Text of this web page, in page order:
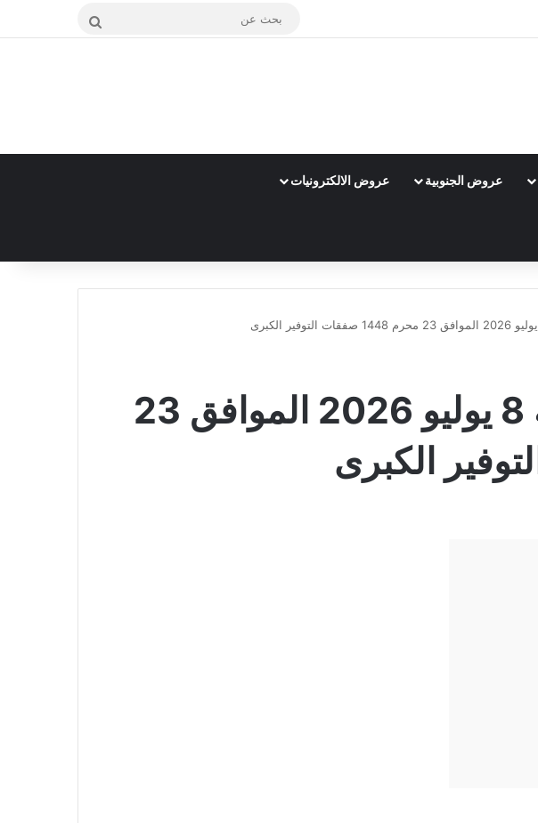
بحث
عروض الجنوبية عروض الالكترونيات
عروض لولو الدمام والخبر الأسبوعية 8 يوليو 2026 الموافق 23